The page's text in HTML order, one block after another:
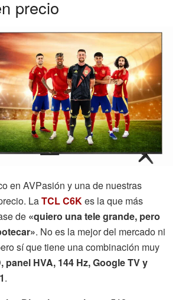
precio
en AVPasión y una de nuestras
LaTCL C6Kes la que más
de «quiero una tele grande, pero
. No es la mejor del mercado ni
sí que tiene una combinación muy
panel HVA, 144 Hz, Google TV y
.